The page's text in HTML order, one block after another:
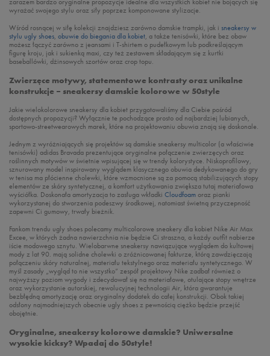
wyrażać swojego stylu oraz siły poprzez komponowane stylizacje.
Wśród rosnącej w siłę kolekcji znajdziesz zarówno damskie trampki, jak i sneakersy w
stylu ugly shoes, obuwie do biegania dla kobiet, a także tenisówki, które bez obaw
możesz łączyć zarówno z jeansami i T-shirtem o pudełkowym lub podkreślającym
figurę kroju, jak i sukienką maxi, czy też zestawem składającym się z kurtki
baseballówki, dżinsowych szortów oraz crop topu.
Zwierzęce motywy, statementowe kontrasty oraz unikalne
konstrukcje – sneakersy damskie kolorowe w 50style
Jakie wielokolorowe sneakersy dla kobiet przygotowaliśmy dla Ciebie pośród
dostępnych propozycji? Wyłącznie te pochodzące prosto od najbardziej lubianych,
sportowo-streetwearowych marek, które na projektowaniu obuwia znają się doskonale.
Jednym z wyróżniających się projektów są damskie sneakersy multicolor (a właściwie
tenisówki) adidas Bravada prezentujące oryginalne połączenie zwierzęcych oraz
roślinnych motywów w świetnie wpisującej się w trendy kolorystyce. Niskoprofilowy,
sznurowany model inspirowany wyglądem klasycznego obuwia dedykowanego do gry
w tenisa ma płócienne cholewki, które wzmocnione są za pomocą stabilizujących stopy
elementów ze skóry syntetycznej, a komfort użytkowania zwiększa tutaj materiałowa
wyściółka. Doskonała amortyzacja to zasługa wkładki Cloudfoamoraz pianki
wykorzystanej do stworzenia podeszwy środkowej, natomiast świetną przyczepność
zapewni Ci gumowy, trwały bieżnik.
Fankom trendu ugly shoes polecamy multicolorowe sneakery dla kobiet Nike Air Max
Excee, w których żadna nawierzchnia nie będzie Ci straszna, a każdy outfit nabierze
iście modowego sznytu. Wielobarwne sneakersy nawiązujące wyglądem do kultowej
mody z lat 90. mają solidne cholewki o zróżnicowanej fakturze, którą zawdzięczają
połączeniu skóry naturalnej, materiału tekstylnego oraz materiału syntetycznego. W
myśl zasady „wygląd to nie wszystko” zespół projektowy Nike zadbał również o
najwyższy poziom wygody i zdecydował się na materiałowe, otulające stopy wnętrze
oraz wykorzystanie autorskiej, rewolucyjnej technologii Air, która gwarantuje
bezbłędną amortyzację oraz oryginalny dodatek do całej konstrukcji. Obok takiej
odsłony najmodniejszych obecnie ugly shoes z pewnością ciężko będzie przejść
obojętnie.
Oryginalne, sneakersy kolorowe damskie? Uniwersalne
wysokie kicksy? Wpadaj do 50style!